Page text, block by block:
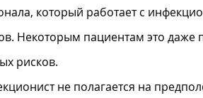
который работает с
Некоторым пациентам это даже
рисков.
не полагается на